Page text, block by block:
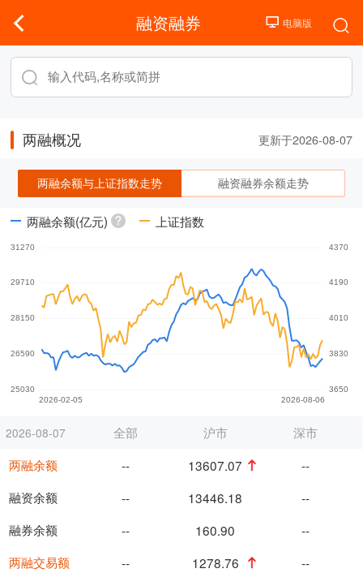
融资融券
两融概况 更新于2026-08-07
两融余额与上证指数走势 融资融券余额走势
两融余额(亿元) 上证指数
2026-08-07
两融余额
融资余额
融券余额
两融交易额
全部 沪市
深市
--
13607.07
--
--
13446.18
--
--
160.90
--
--
1278.76
--